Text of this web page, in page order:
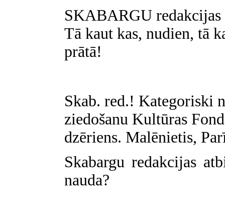
SKABARGU
Tā kaut kas, nudien, tā
prātā!
Skab. red.! Kategoriski
ziedošanu Kultūras
dzēriens. Malēnietis,
Skabargu redakcijas
nauda?